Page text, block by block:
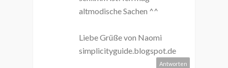
altmodische Sachen ^^
Liebe Grüße von Naomi
simplicityguide.blogspot.de
Antworten